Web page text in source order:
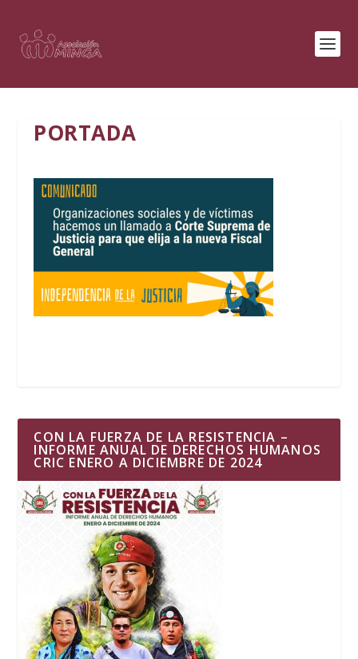
PORTADA
CON LA FUERZA DE LA RESISTENCIA –
INFORME ANUAL DE DERECHOS HUMANOS
CRIC ENERO A DICIEMBRE DE 2024